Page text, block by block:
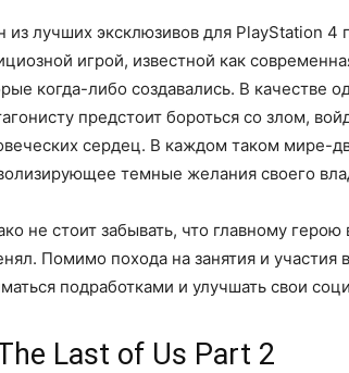
из лучших эксклюзивов для PlayStation 4
игрой, известной как
когда-либо создавались. В качестве
предстоит бороться со злом,
сердец. В каждом таком мире-
темные желания своего
не стоит забывать, что главному герою
Помимо похода на занятия и участия
подработками и улучшать свои
Last of Us Part 2